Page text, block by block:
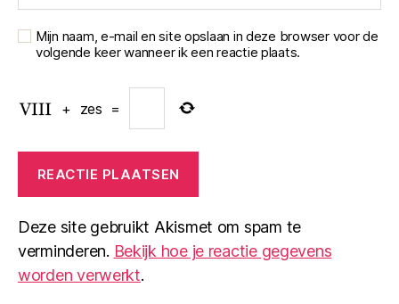
Mijn naam, e-mail en site opslaan in deze browser voor de
volgende keer wanneer ik een reactie plaats.
+ zes =
Deze site gebruikt Akismet om spam te
verminderen. Bekijk hoe je reactie gegevens
worden verwerkt.